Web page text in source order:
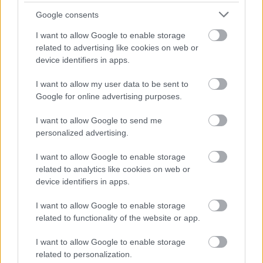
Google consents
I want to allow Google to enable storage
related to advertising like cookies on web or
device identifiers in apps.
I want to allow my user data to be sent to
Google for online advertising purposes.
I want to allow Google to send me
personalized advertising.
I want to allow Google to enable storage
related to analytics like cookies on web or
device identifiers in apps.
I want to allow Google to enable storage
related to functionality of the website or app.
I want to allow Google to enable storage
related to personalization.
kor előtt is,…
nemzedék mozaikcsaládjai